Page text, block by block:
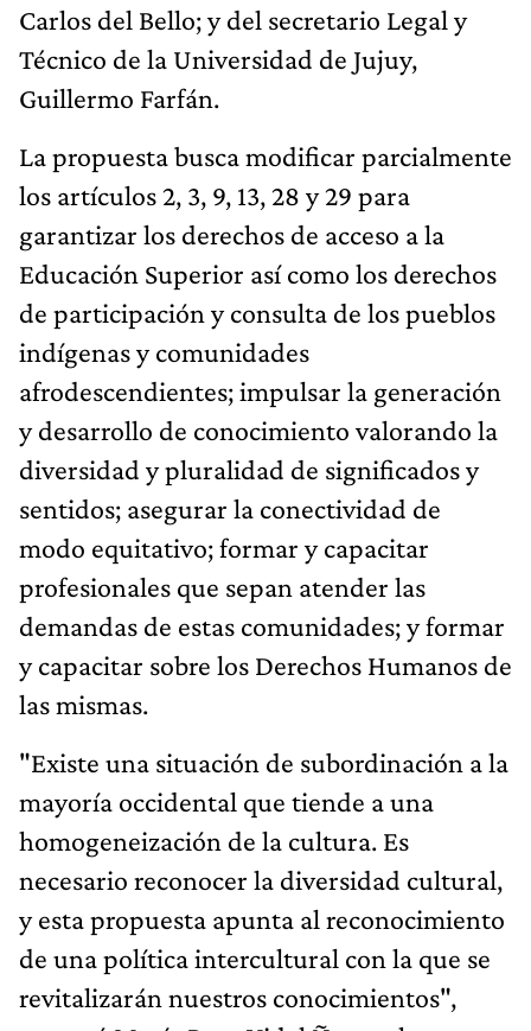
Carlos del Bello; y del secretario Legal y
Técnico de la Universidad de Jujuy,
Guillermo Farfán.
La propuesta busca modificar parcialmente
los artículos 2, 3, 9, 13, 28 y 29 para
garantizar los derechos de acceso a la
Educación Superior así como los derechos
de participación y consulta de los pueblos
indígenas y comunidades
afrodescendientes; impulsar la generación
y desarrollo de conocimiento valorando la
diversidad y pluralidad de significados y
sentidos; asegurar la conectividad de
modo equitativo; formar y capacitar
profesionales que sepan atender las
demandas de estas comunidades; y formar
y capacitar sobre los Derechos Humanos de
las mismas.
"Existe una situación de subordinación a la
mayoría occidental que tiende a una
homogeneización de la cultura. Es
necesario reconocer la diversidad cultural,
y esta propuesta apunta al reconocimiento
de una política intercultural con la que se
revitalizarán nuestros conocimientos",